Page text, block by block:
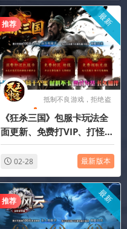
推荐 最新
抵制不良游戏，拒绝盗
版游戏
《狂杀三国》包服卡玩法全
面更新、免费打VIP、打怪爆
所有、逆袭天堂、散人也能
轻松通关（奇遇传承特色玩
02-28 最新版本
推荐 最新